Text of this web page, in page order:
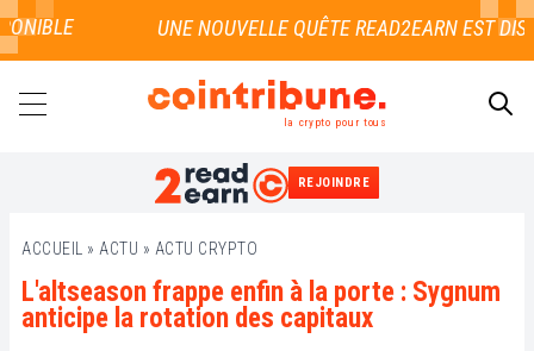
la crypto pour tous
REJOINDRE
ACCUEIL » ACTU » ACTU CRYPTO
L'altseason frappe enfin à la porte : Sygnum
anticipe la rotation des capitaux